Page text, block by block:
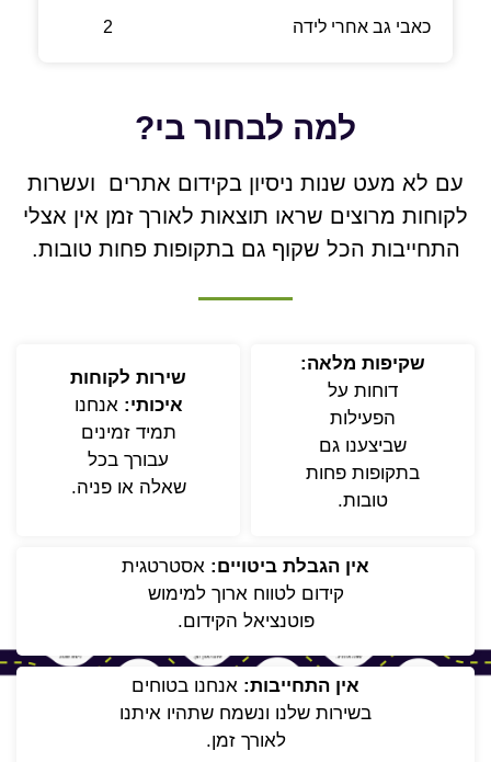
כאבי גב אחרי לידה 2
למה לבחור בי?
עם לא מעט שנות ניסיון בקידום אתרים ועשרות
לקוחות מרוצים שראו תוצאות לאורך זמן אין אצלי
התחייבות הכל שקוף גם בתקופות פחות טובות.
שקיפות מלאה:
דוחות על
הפעילות
שביצענו גם
בתקופות פחות
טובות.
שירות לקוחות
איכותי: אנחנו
תמיד זמינים
עבורך בכל
שאלה או פניה.
אין הגבלת ביטויים: אסטרטגית
קידום לטווח ארוך למימוש
פוטנציאל הקידום.
אין התחייבות: אנחנו בטוחים
בשירות שלנו ונשמח שתהיו איתנו
לאורך זמן.